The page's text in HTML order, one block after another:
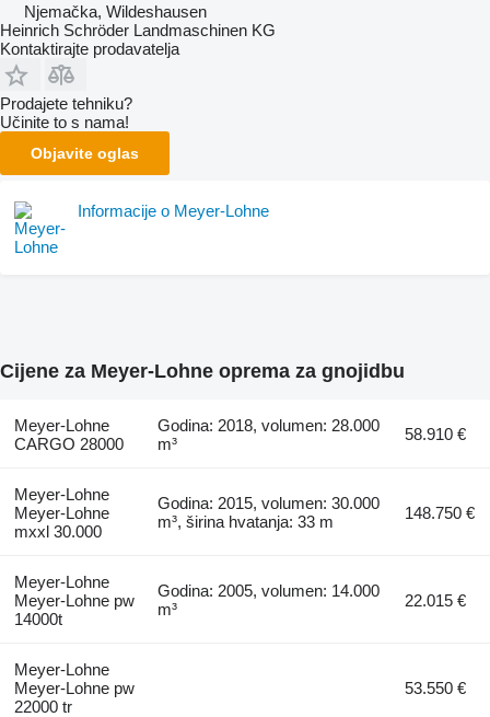
Njemačka, Wildeshausen
Heinrich Schröder Landmaschinen KG
Kontaktirajte prodavatelja
Prodajete tehniku?
Učinite to s nama!
Objavite oglas
Informacije o Meyer-Lohne
Cijene za Meyer-Lohne oprema za gnojidbu
Meyer-Lohne
CARGO 28000
Godina: 2018, volumen: 28.000
m³
58.910 €
Meyer-Lohne
Meyer-Lohne
mxxl 30.000
Godina: 2015, volumen: 30.000
m³, širina hvatanja: 33 m
148.750 €
Meyer-Lohne
Meyer-Lohne pw
14000t
Godina: 2005, volumen: 14.000
m³
22.015 €
Meyer-Lohne
Meyer-Lohne pw
22000 tr
53.550 €